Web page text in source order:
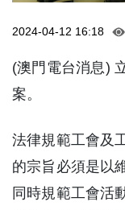
2024-04-12 16:18
(澳門電台消息)
案。
法律規範工會及
的宗旨必須是以
同時規範工會活